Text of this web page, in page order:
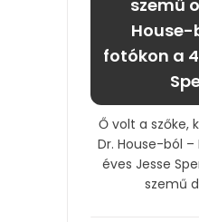
szemű
House-
fotókon a
Ő volt a szőke,
Dr. House-ból
éves Jesse
szemű